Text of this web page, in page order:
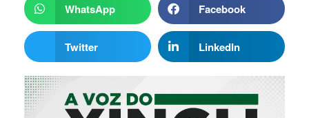
WhatsApp Facebook
Twitter LinkedIn